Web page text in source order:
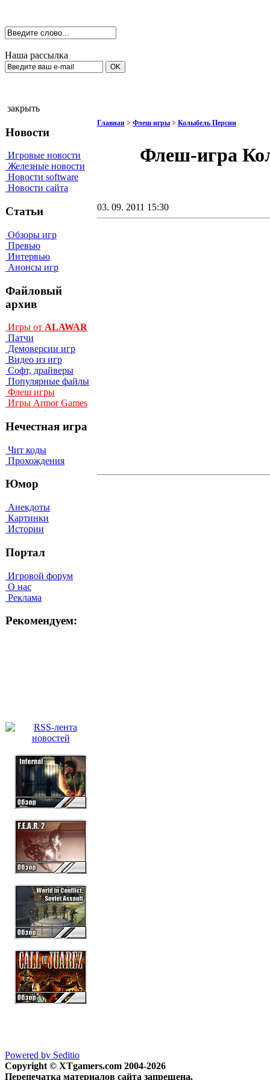
Наша рассылка
закрыть
Новости
Игровые новости
Железные новости
Новости software
Новости сайта
Статьи
Обзоры игр
Превью
Интервью
Анонсы игр
Файловый
архив
Игры от ALAWAR
Патчи
Демоверсии игр
Видео из игр
Софт, драйверы
Популярные файлы
Флеш игры
Игры Armor Games
Нечестная игра
Чит коды
Прохождения
Юмор
Анекдоты
Картинки
Истории
Портал
Игровой форум
О нас
Реклама
Рекомендуем:
Главная > Флеш игры > Колыбель Персии
Флеш-игра
03. 09. 2011 15:30
Powered by Seditio
Copyright © XTgamers.com 2004-2026
Перепечатка материалов сайта запрещена.